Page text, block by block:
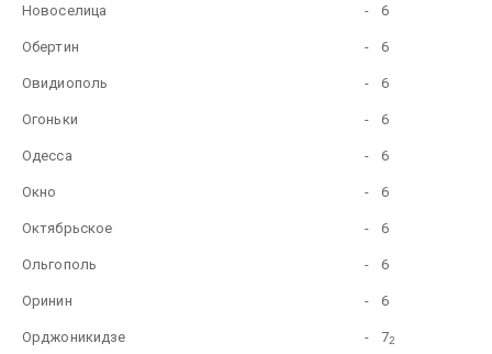
Новоселица - 6
Обертин - 6
Овидиополь - 6
Огоньки - 6
Одесса - 6
Окно - 6
Октябрьское - 6
Ольгополь - 6
Оринин - 6
Орджоникидзе - 72